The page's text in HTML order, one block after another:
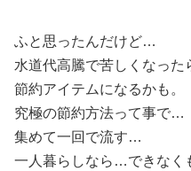
ふと思ったんだけど…
水道代高騰で苦しくなっ
節約アイテムになるかも。
究極の節約方法って事で…
集めて一回で流す…
一人暮らしなら…できなく